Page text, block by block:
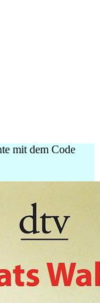
mit dem Code